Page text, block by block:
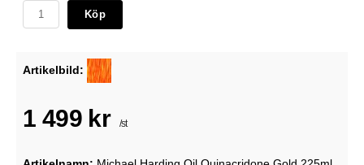
Köp
Artikelbild:
1 499 kr /st